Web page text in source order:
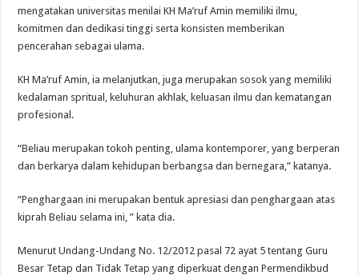
mengatakan universitas menilai KH Ma’ruf Amin memiliki ilmu,
komitmen dan dedikasi tinggi serta konsisten memberikan
pencerahan sebagai ulama.
KH Ma’ruf Amin, ia melanjutkan, juga merupakan sosok yang memiliki
kedalaman spritual, keluhuran akhlak, keluasan ilmu dan kematangan
profesional.
“Beliau merupakan tokoh penting, ulama kontemporer, yang berperan
dan berkarya dalam kehidupan berbangsa dan bernegara,” katanya.
“Penghargaan ini merupakan bentuk apresiasi dan penghargaan atas
kiprah Beliau selama ini, ” kata dia.
Menurut Undang-Undang No. 12/2012 pasal 72 ayat 5 tentang Guru
Besar Tetap dan Tidak Tetap yang diperkuat dengan Permendikbud